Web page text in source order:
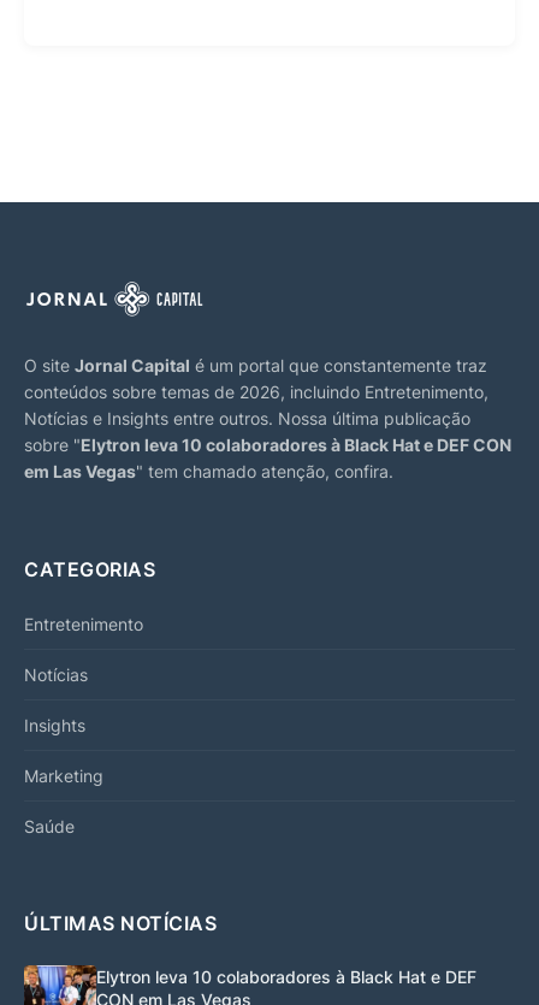
O site Jornal Capital é um portal que constantemente traz
conteúdos sobre temas de 2026, incluindo Entretenimento,
Notícias e Insights entre outros. Nossa última publicação
sobre "Elytron leva 10 colaboradores à Black Hat e DEF CON
em Las Vegas" tem chamado atenção, confira.
CATEGORIAS
Entretenimento
Notícias
Insights
Marketing
Saúde
ÚLTIMAS NOTÍCIAS
Elytron leva 10 colaboradores à Black Hat e DEF
CON em Las Vegas